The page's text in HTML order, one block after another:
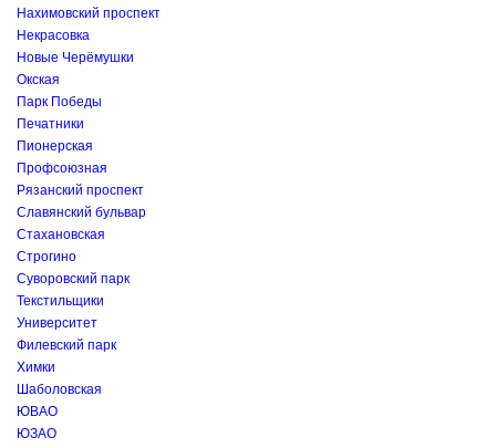
Нахимовский проспект
Некрасовка
Новые Черёмушки
Окская
Парк Победы
Печатники
Пионерская
Профсоюзная
Рязанский проспект
Славянский бульвар
Стахановская
Строгино
Суворовский парк
Текстильщики
Университет
Филевский парк
Химки
Шаболовская
ЮВАО
ЮЗАО